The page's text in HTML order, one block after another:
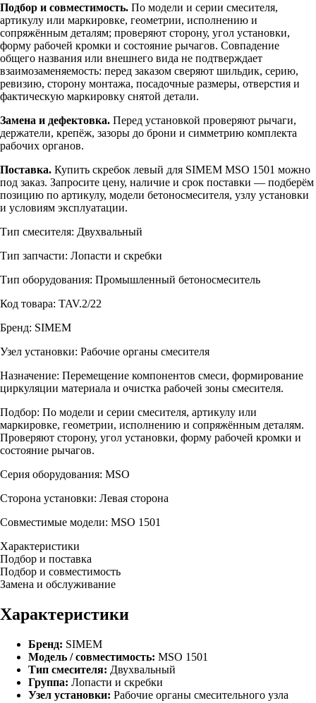
Подбор и совместимость. По модели и серии смесителя,
артикулу или маркировке, геометрии, исполнению и
сопряжённым деталям; проверяют сторону, угол установки,
форму рабочей кромки и состояние рычагов. Совпадение
общего названия или внешнего вида не подтверждает
взаимозаменяемость: перед заказом сверяют шильдик, серию,
ревизию, сторону монтажа, посадочные размеры, отверстия и
фактическую маркировку снятой детали.
Замена и дефектовка. Перед установкой проверяют рычаги,
держатели, крепёж, зазоры до брони и симметрию комплекта
рабочих органов.
Поставка. Купить скребок левый для SIMEM MSO 1501 можно
под заказ. Запросите цену, наличие и срок поставки — подберём
позицию по артикулу, модели бетоносмесителя, узлу установки
и условиям эксплуатации.
Тип смесителя: Двухвальный
Тип запчасти: Лопасти и скребки
Тип оборудования: Промышленный бетоносмеситель
Код товара: TAV.2/22
Бренд: SIMEM
Узел установки: Рабочие органы смесителя
Назначение: Перемещение компонентов смеси, формирование
циркуляции материала и очистка рабочей зоны смесителя.
Подбор: По модели и серии смесителя, артикулу или
маркировке, геометрии, исполнению и сопряжённым деталям.
Проверяют сторону, угол установки, форму рабочей кромки и
состояние рычагов.
Серия оборудования: MSO
Сторона установки: Левая сторона
Совместимые модели: MSO 1501
Характеристики
Подбор и поставка
Подбор и совместимость
Замена и обслуживание
Характеристики
Бренд: SIMEM
Модель / совместимость: MSO 1501
Тип смесителя: Двухвальный
Группа: Лопасти и скребки
Узел установки: Рабочие органы смесительного узла